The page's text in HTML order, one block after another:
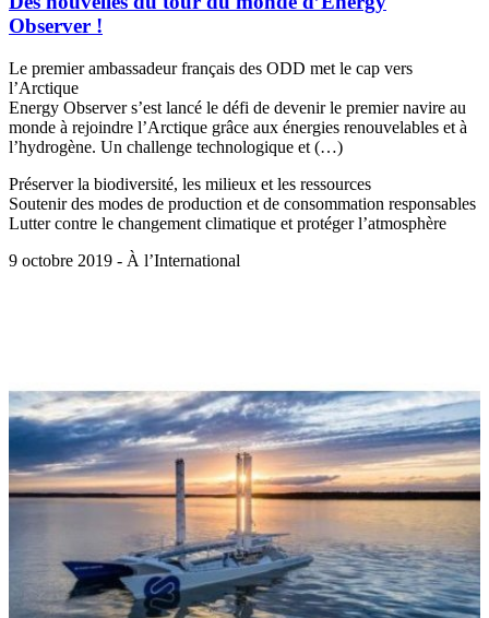
Observer !
Le premier ambassadeur français des ODD met le cap vers
l’Arctique
Energy Observer s’est lancé le défi de devenir le premier navire au
monde à rejoindre l’Arctique grâce aux énergies renouvelables et à
l’hydrogène. Un challenge technologique et (…)
Préserver la biodiversité, les milieux et les ressources
Soutenir des modes de production et de consommation responsables
Lutter contre le changement climatique et protéger l’atmosphère
9 octobre 2019 - À l’International